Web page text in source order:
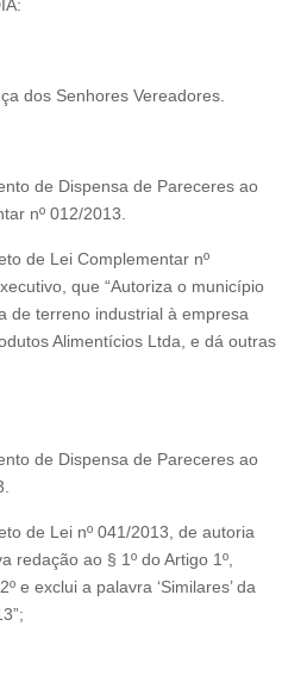
dos Senhores Vereadores.
de Dispensa de Pareceres ao
nº 012/2013.
de Lei Complementar nº
que “Autoriza o município
de terreno industrial à empresa
Alimentícios Ltda, e dá outras
de Dispensa de Pareceres ao
de Lei nº 041/2013, de autoria
redação ao § 1º do Artigo 1º,
e exclui a palavra ‘Similares’ da